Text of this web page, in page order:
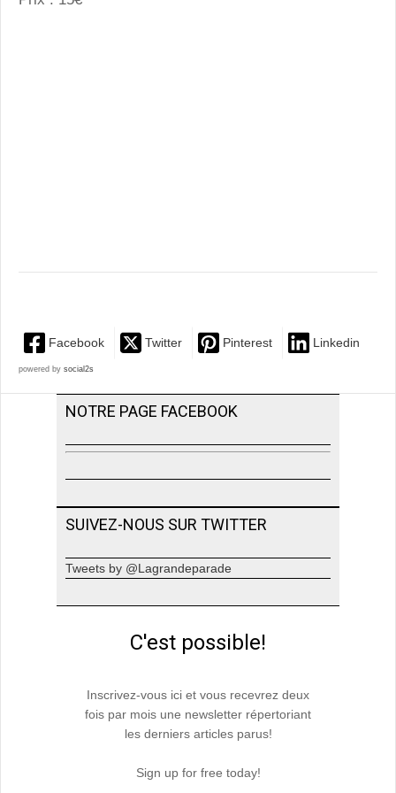
Facebook Twitter Pinterest Linkedin
powered by social2s
NOTRE PAGE FACEBOOK
SUIVEZ-NOUS SUR TWITTER
Tweets by @Lagrandeparade
C'est possible!
Inscrivez-vous ici et vous recevrez deux
fois par mois une newsletter répertoriant
les derniers articles parus!
Sign up for free today!